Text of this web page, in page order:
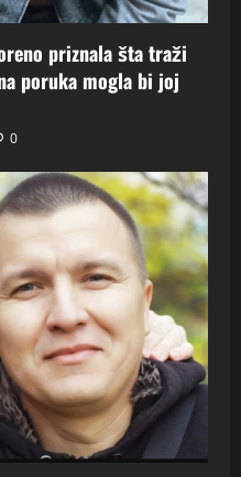
priznala šta traži
poruka mogla bi joj
0